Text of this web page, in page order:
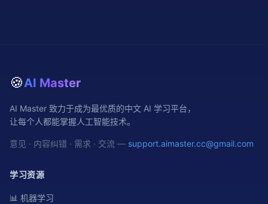
🍪AI Master
AI Master 致力于成为最优质的中文 AI 学习平台，
让每个人都能掌握人工智能技术。
意见 · 内容纠错 · 需求 · 交流 — support.aimaster.cc@gmail.com
学习资源
📊 机器学习